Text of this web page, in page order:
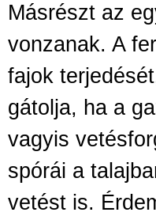
Másrészt az
vonzanak. A
fajok
gátolja, ha a
vagyis
spórái a
vetést is.